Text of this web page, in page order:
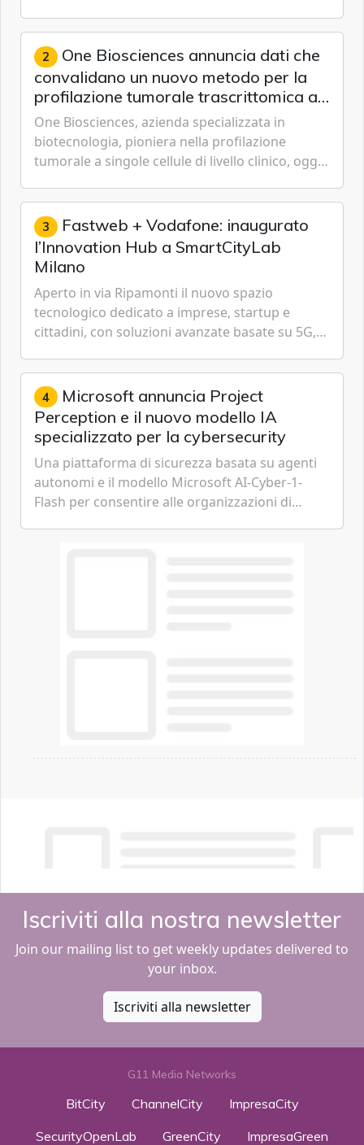
sostenibilità 2026, una panora...
2 One Biosciences annuncia dati che
convalidano un nuovo metodo per la
profilazione tumorale trascrittomica a
singole cellule da campioni istologici
One Biosciences, azienda specializzata in
biotecnologia, pioniera nella profilazione
tumorale a singole cellule di livello clinico, oggi
espressione dell'...
3 Fastweb + Vodafone: inaugurato
l’Innovation Hub a SmartCityLab
Milano
Aperto in via Ripamonti il nuovo spazio
tecnologico dedicato a imprese, startup e
cittadini, con soluzioni avanzate basate su 5G,
Cybersecurity.
4 Microsoft annuncia Project
Perception e il nuovo modello IA
specializzato per la cybersecurity
Una piattaforma di sicurezza basata su agenti
autonomi e il modello Microsoft AI-Cyber-1-
Flash per consentire alle organizzazioni di
Iscriviti alla nostra newsletter
Join our mailing list to get weekly updates delivered to
your inbox.
Iscriviti alla newsletter
G11 Media Networks
BitCity ChannelCity
ImpresaCity
SecurityOpenLab
GreenCity
ImpresaGreen